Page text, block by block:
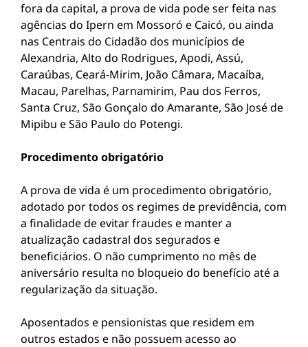
fora da capital, a prova de vida pode ser feita nas
agências do Ipern em Mossoró e Caicó, ou ainda
nas Centrais do Cidadão dos municípios de
Alexandria, Alto do Rodrigues, Apodi, Assú,
Caraúbas, Ceará-Mirim, João Câmara, Macaíba,
Macau, Parelhas, Parnamirim, Pau dos Ferros,
Santa Cruz, São Gonçalo do Amarante, São José de
Mipibu e São Paulo do Potengi.
Procedimento obrigatório
A prova de vida é um procedimento obrigatório,
adotado por todos os regimes de previdência, com
a finalidade de evitar fraudes e manter a
atualização cadastral dos segurados e
beneficiários. O não cumprimento no mês de
aniversário resulta no bloqueio do benefício até a
regularização da situação.
Aposentados e pensionistas que residem em
outros estados e não possuem acesso ao